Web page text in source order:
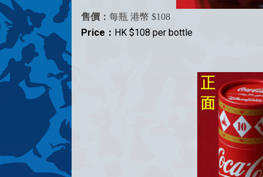
售價： 每瓶 港幣 $108
Price： HK $108 per bottle